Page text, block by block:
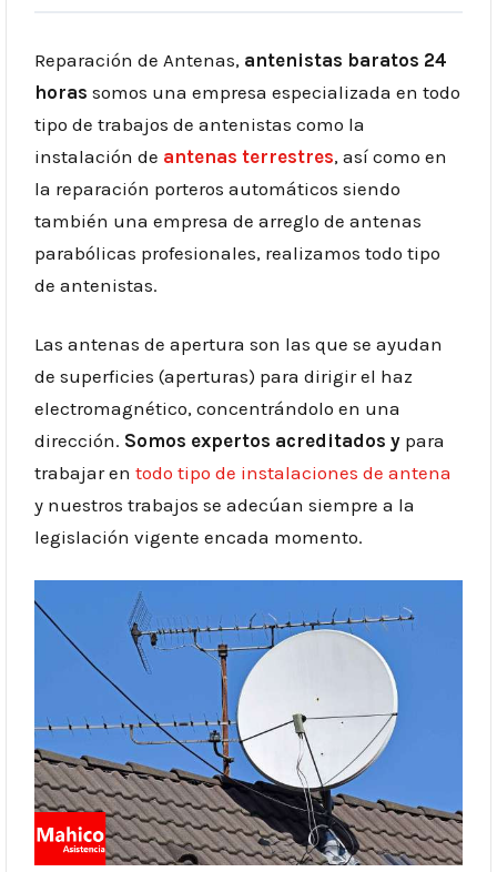
Reparación de Antenas, antenistas baratos 24
horas somos una empresa especializada en todo
tipo de trabajos de antenistas como la
instalación de antenas terrestres, así como en
la reparación porteros automáticos siendo
también una empresa de arreglo de antenas
parabólicas profesionales, realizamos todo tipo
de antenistas.
Las antenas de apertura son las que se ayudan
de superficies (aperturas) para dirigir el haz
electromagnético, concentrándolo en una
dirección. Somos expertos acreditados y para
trabajar en todo tipo de instalaciones de antena
y nuestros trabajos se adecúan siempre a la
legislación vigente encada momento.